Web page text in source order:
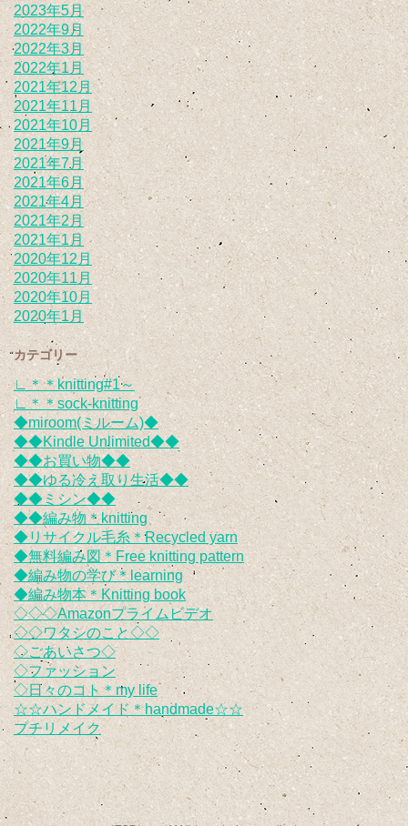
2023年5月
2022年9月
2022年3月
2022年1月
2021年12月
2021年11月
2021年10月
2021年9月
2021年7月
2021年6月
2021年4月
2021年2月
2021年1月
2020年12月
2020年11月
2020年10月
2020年1月
カテゴリー
∟＊＊knitting#1～
∟＊＊sock-knitting
◆miroom(ミルーム)◆
◆◆Kindle Unlimited◆◆
◆◆お買い物◆◆
◆◆ゆる冷え取り生活◆◆
◆◆ミシン◆◆
◆◆編み物＊knitting
◆リサイクル毛糸＊Recycled yarn
◆無料編み図＊Free knitting pattern
◆編み物の学び＊learning
◆編み物本＊Knitting book
◇◇◇Amazonプライムビデオ
◇◇ワタシのこと◇◇
◇ごあいさつ◇
◇ファッション
◇日々のコト＊my life
☆☆ハンドメイド＊handmade☆☆
プチリメイク